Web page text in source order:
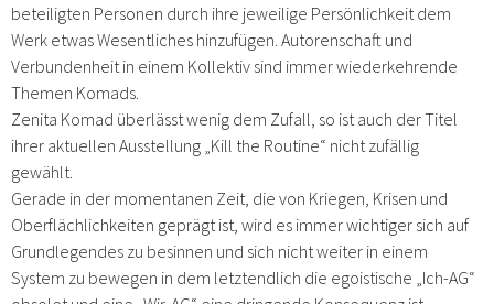
beteiligten Personen durch ihre jeweilige Persönlichkeit dem
Werk etwas Wesentliches hinzufügen. Autorenschaft und
Verbundenheit in einem Kollektiv sind immer wiederkehrende
Themen Komads.
Zenita Komad überlässt wenig dem Zufall, so ist auch der Titel
ihrer aktuellen Ausstellung „Kill the Routine“ nicht zufällig
gewählt.
Gerade in der momentanen Zeit, die von Kriegen, Krisen und
Oberflächlichkeiten geprägt ist, wird es immer wichtiger sich auf
Grundlegendes zu besinnen und sich nicht weiter in einem
System zu bewegen in dem letztendlich die egoistische „Ich-AG“